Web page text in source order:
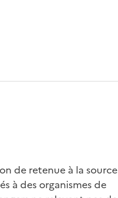
LinkedIn
de retenue à la source
à des organismes de